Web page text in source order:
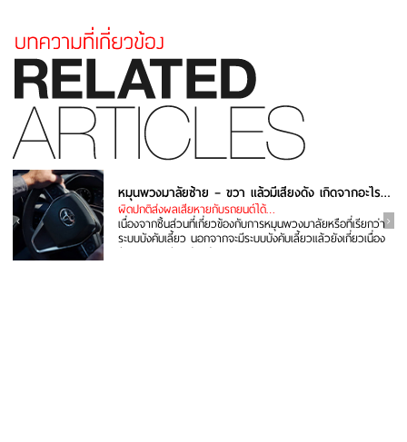
หมุนพวงมาลัยซ้าย – ขวา แล้วมีเสียงดัง เกิดจากอะไร แก้ยังไง
ผิดปกติส่งผลเสียหายกับรถยนต์ได้…
เนื่องจากชิ้นส่วนที่เกี่ยวข้องกับการหมุนพวงมาลัยหรือที่เรียกว่า
ระบบบังคับเลี้ยว นอกจากจะมีระบบบังคับเลี้ยวแล้วยังเกี่ยวเนื่อง
กับระบบรองรับ...อ่านต่อ